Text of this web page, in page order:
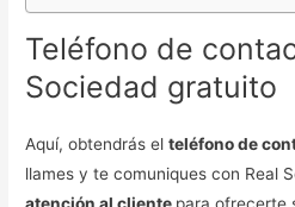
Teléfono de
Sociedad gratuito
Aquí, obtendrás elteléfono de
llames y te comuniques con Real
atención al cliente para ofrecerte